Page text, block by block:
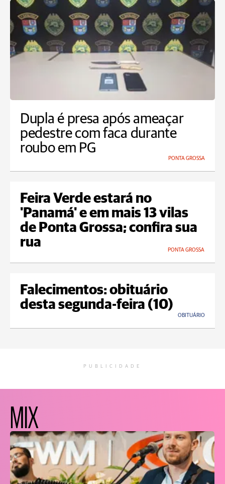
Dupla é presa após ameaçar
pedestre com faca durante
roubo em PG
PONTA GROSSA
Feira Verde estará no
'Panamá' e em mais 13 vilas
de Ponta Grossa; confira sua
rua
PONTA GROSSA
Falecimentos: obituário
desta segunda-feira (10)
OBITUÁRIO
PUBLICIDADE
MIX